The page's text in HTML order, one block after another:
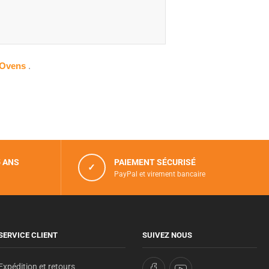
.
ANS ✓ PAIEMENT SÉCURISÉ
PayPal et virement bancaire
CLIENT
et retours
SUIVEZ NOUS